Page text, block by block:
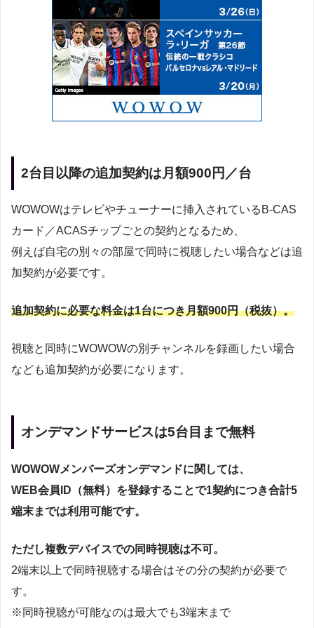
2台目以降の追加契約は月額900円／台
WOWOWはテレビやチューナーに挿入されているB-CAS
カード／ACASチップごとの契約となるため、
例えば自宅の別々の部屋で同時に視聴したい場合などは追
加契約が必要です。
追加契約に必要な料金は1台につき月額900円（税抜）。
視聴と同時にWOWOWの別チャンネルを録画したい場合
なども追加契約が必要になります。
オンデマンドサービスは5台目まで無料
WOWOWメンバーズオンデマンドに関しては、
WEB会員ID（無料）を登録することで1契約につき合計5
端末までは利用可能です。
ただし複数デバイスでの同時視聴は不可。
2端末以上で同時視聴する場合はその分の契約が必要で
す。
※同時視聴が可能なのは最大でも3端末まで